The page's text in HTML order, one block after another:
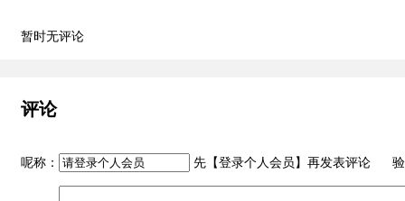
暂时无评论
评论
呢称： 先【登录个人会员 】再发表评论 验